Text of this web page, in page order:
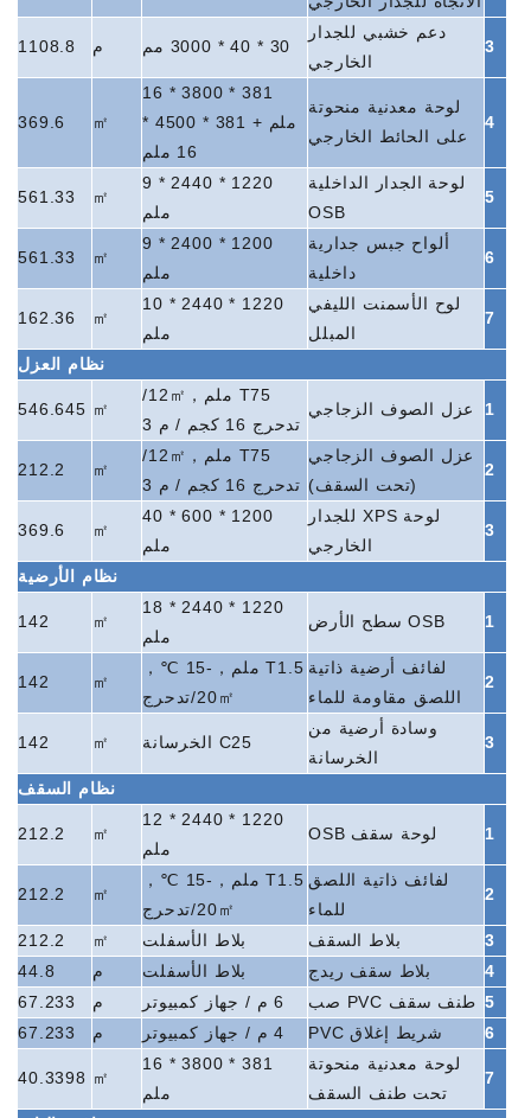
3
دعم خشبي للجدار
الخارجي
30 * 40 * 3000 مم م 1108.8
4
لوحة معدنية منحوتة
على الحائط الخارجي
381 * 3800 * 16
ملم + 381 * 4500 *
16 ملم
㎡
369.6
5
لوحة الجدار الداخلية
OSB
1220 * 2440 * 9
ملم
㎡
561.33
6
ألواح جبس جدارية
داخلية
1200 * 2400 * 9
ملم
㎡
561.33
7
لوح الأسمنت الليفي
المبلل
1220 * 2440 * 10
ملم
㎡
162.36
نظام العزل
1 عزل الصوف الزجاجي
T75 ملم ，
12 ㎡
/
تدحرج 16 كجم / م 3
㎡
546.645
2
عزل الصوف الزجاجي
(تحت السقف)
T75 ملم ，
12 ㎡
/
تدحرج 16 كجم / م 3
㎡
212.2
3
لوحة XPS للجدار
الخارجي
1200 * 600 * 40
ملم
㎡
369.6
نظام الأرضية
1 OSB سطح الأرض
1220 * 2440 * 18
ملم
㎡
142
2
لفائف أرضية ذاتية
اللصق مقاومة للماء
T1.5 ملم ，
-15 ℃
，
20㎡ /تدحرج
㎡
142
3
وسادة أرضية من
الخرسانة
C25 الخرسانة ㎡
142
نظام السقف
1 لوحة سقف OSB
1220 * 2440 * 12
ملم
㎡
212.2
2
لفائف ذاتية اللصق
للماء
T1.5 ملم ，
-15 ℃
，
20㎡ /تدحرج
㎡
212.2
3 بلاط السقف بلاط الأسفلت ㎡
212.2
4
بلاط سقف ريدج بلاط الأسفلت م
44.8
5 طنف سقف PVC صب 6 م / جهاز كمبيوتر م
67.233
6
شريط إغلاق PVC 4 م / جهاز كمبيوتر م 67.233
7
لوحة معدنية منحوتة
تحت طنف السقف
381 * 3800 * 16
ملم
㎡
40.3398